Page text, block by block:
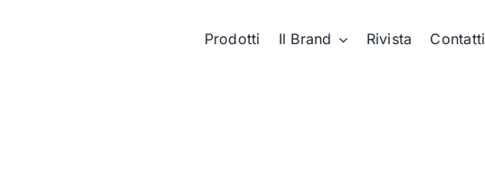
Prodotti Il Brand Rivista Contatti